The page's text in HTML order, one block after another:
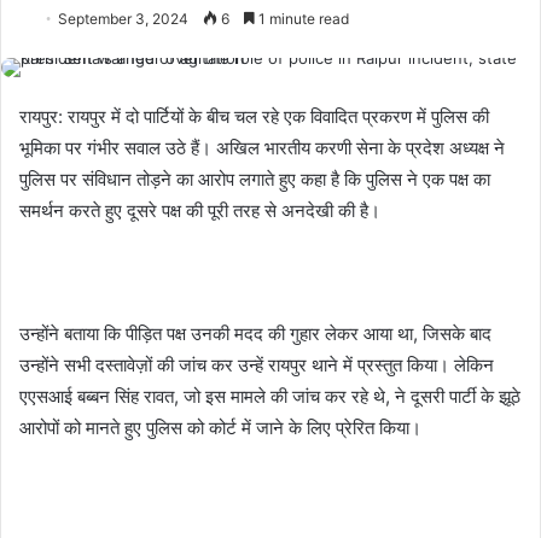
September 3, 2024 6 1 minute read
रायपुर: रायपुर में दो पार्टियों के बीच चल रहे एक विवादित प्रकरण में पुलिस की
भूमिका पर गंभीर सवाल उठे हैं। अखिल भारतीय करणी सेना के प्रदेश अध्यक्ष ने
पुलिस पर संविधान तोड़ने का आरोप लगाते हुए कहा है कि पुलिस ने एक पक्ष का
समर्थन करते हुए दूसरे पक्ष की पूरी तरह से अनदेखी की है।
उन्होंने बताया कि पीड़ित पक्ष उनकी मदद की गुहार लेकर आया था, जिसके बाद
उन्होंने सभी दस्तावेज़ों की जांच कर उन्हें रायपुर थाने में प्रस्तुत किया। लेकिन
एएसआई बब्बन सिंह रावत, जो इस मामले की जांच कर रहे थे, ने दूसरी पार्टी के झूठे
आरोपों को मानते हुए पुलिस को कोर्ट में जाने के लिए प्रेरित किया।